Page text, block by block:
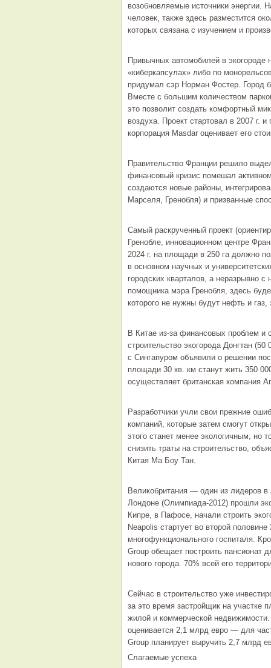
возобновляемые источники энергии.
человек, также здесь разместится
которых связана с изучением и
Привычных автомобилей в экогороде
«киберкапсулах» либо по
придумал сэр Норман Фостер. Город
Вместе с большим количеством
это позволит создать комфортный
воздуха. Проект стартовал в 2007 г.
корпорация Masdar оценивает его
Правительство Франции решило
финансовый кризис помешал
создаются новые районы,
Марселя, Гренобля) и призванные
Самый раскрученный проект
Гренобле, инновационном центре
2024 г. на площади в 250 га должно
в основном научных и
городских кварталов, а неразрывно
помощника мэра Гренобля, здесь
которого не нужны будут нефть и
В Китае из-за финансовых проблем и
строительство экогорода Донгтан
с Сингапуром объявили о решении
площади 30 кв. км станут жить 350
осуществляет британская компания
Разработчики учли свои прежние
компаний, которые затем смогут
этого станет менее экологичным, но
снизить траты на строительство,
Китая Ма Боу Тан.
Великобритания — один из лидеров в
Лондоне (Олимпиада-2012) прошли
Кипре, в Пафосе, начали строить
Neapolis стартует во второй
многофункционального госпиталя.
Group обещает построить пансионат
нового города. 70% всей его
Сейчас в строительство уже
за это время застройщик на участке
жилой и коммерческой
оценивается 2,1 млрд евро — для
Group планирует выручить 2,7 млрд
Слагаемые успеха